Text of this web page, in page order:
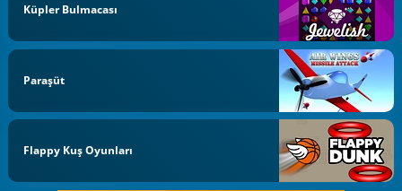
Küpler Bulmacası
Paraşüt
Flappy Kuş Oyunları